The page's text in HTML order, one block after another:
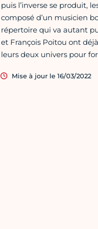
puis l’inverse se produit,
composé d’un musicien
répertoire qui va autant
et François Poitou ont
leurs deux univers pour
Mise à jour le 16/03/2022